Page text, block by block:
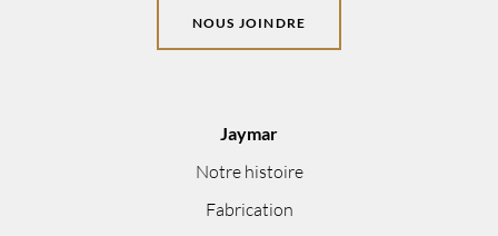
NOUS JOINDRE
Jaymar
Notre histoire
Fabrication